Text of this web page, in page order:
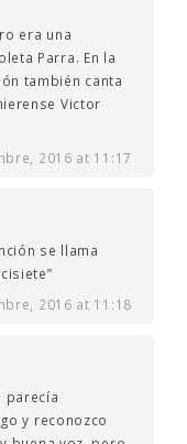
era una
Parra. En la
también canta
Victor
2016 at 11:17
se llama
2016 at 11:18
parecía
y reconozco